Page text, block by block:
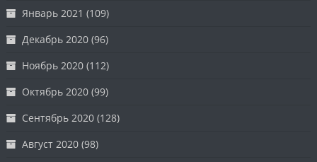
Январь 2021 (109)
Декабрь 2020 (96)
Ноябрь 2020 (112)
Октябрь 2020 (99)
Сентябрь 2020 (128)
Август 2020 (98)